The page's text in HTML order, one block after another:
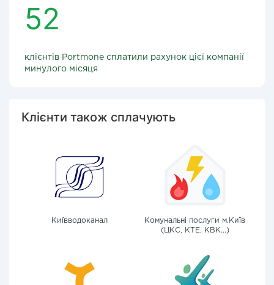
52
клієнтів Portmone сплатили рахунок цієї компанії
минулого місяця
Клієнти також сплачують
Київводоканал
Комунальні послуги м.Київ
(ЦКС, КТЕ, КВК...)